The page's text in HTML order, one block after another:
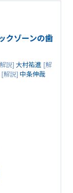
クゾーンの歯
説] 大村祐進 [解
[解説] 中条伸哉